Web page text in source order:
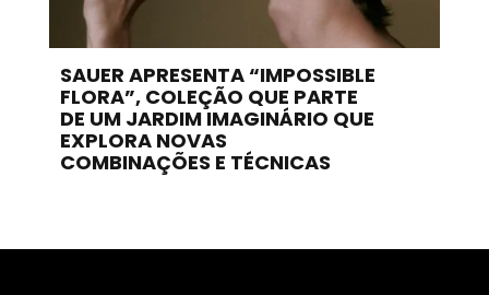
SAUER APRESENTA “IMPOSSIBLE
FLORA”, COLEÇÃO QUE PARTE
DE UM JARDIM IMAGINÁRIO QUE
EXPLORA NOVAS
COMBINAÇÕES E TÉCNICAS